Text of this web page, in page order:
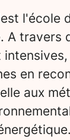
l'école
A travers
en
aux